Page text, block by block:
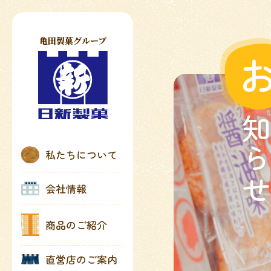
亀田製菓グループ
私たちについて
会社情報
商品のご紹介
直営店のご案内
知